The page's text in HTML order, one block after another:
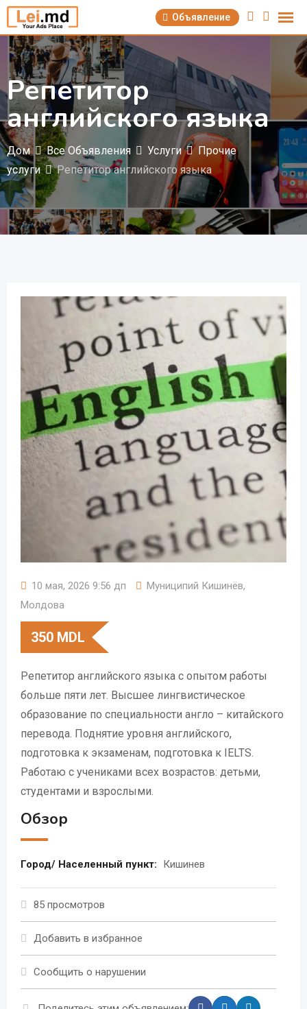
Перейти
содержимому
Объявление
Репетитор
английского языка
Дом Все Объявления Услуги
Прочие
услуги
Репетитор английского языка
10 мая, 2026 9:56 дп Муниципий Кишинёв,
Молдова
350 MDL
Репетитор английского языка с опытом работы
больше пяти лет. Высшее лингвистическое
образование по специальности англо – китайского
перевода. Поднятие уровня английского,
подготовка к экзаменам, подготовка к IELTS.
Работаю с учениками всех возрастов: детьми,
студентами и взрослыми.
Обзор
Город/ Населенный пункт: Кишинев
85 просмотров
Добавить в избранное
Сообщить о нарушении